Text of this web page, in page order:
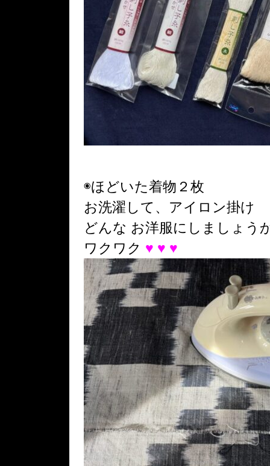
◉ほどいた着物２枚
お洗濯して、アイロン掛け
どんな お洋服にしましょう
ワクワク ♥ ♥ ♥